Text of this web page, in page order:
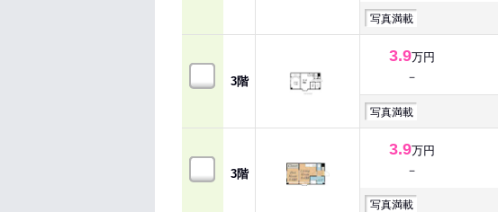
写真満載
3階
3.9万円
－
写真満載
3階
3.9万円
－
写真満載